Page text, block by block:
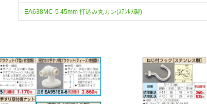
EA638MC-5 45mm 打込み丸カン(ｽﾃﾝﾚｽ製)